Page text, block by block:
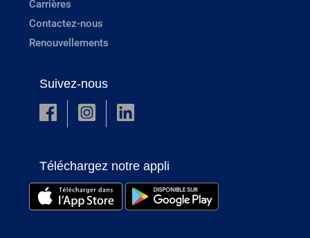
Carrières
Contactez-nous
Renouvellements
Suivez-nous
Téléchargez notre appli